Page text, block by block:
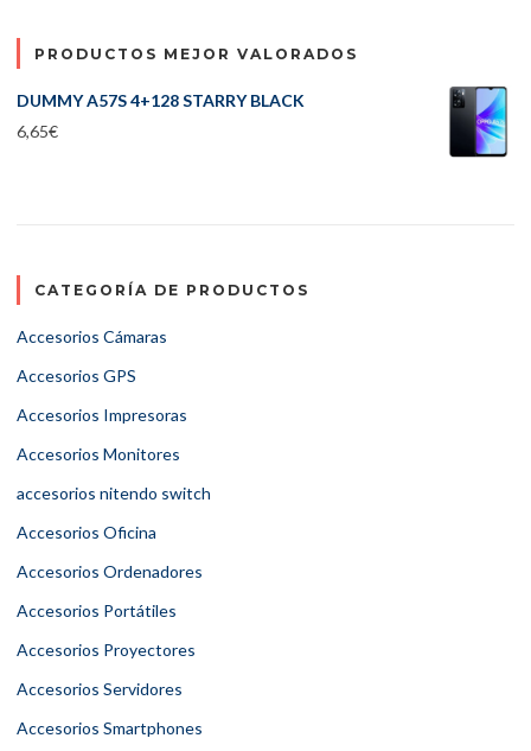
PRODUCTOS MEJOR VALORADOS
DUMMY A57S 4+128 STARRY BLACK
6,65€
CATEGORÍA DE PRODUCTOS
Accesorios Cámaras
Accesorios GPS
Accesorios Impresoras
Accesorios Monitores
accesorios nitendo switch
Accesorios Oficina
Accesorios Ordenadores
Accesorios Portátiles
Accesorios Proyectores
Accesorios Servidores
Accesorios Smartphones